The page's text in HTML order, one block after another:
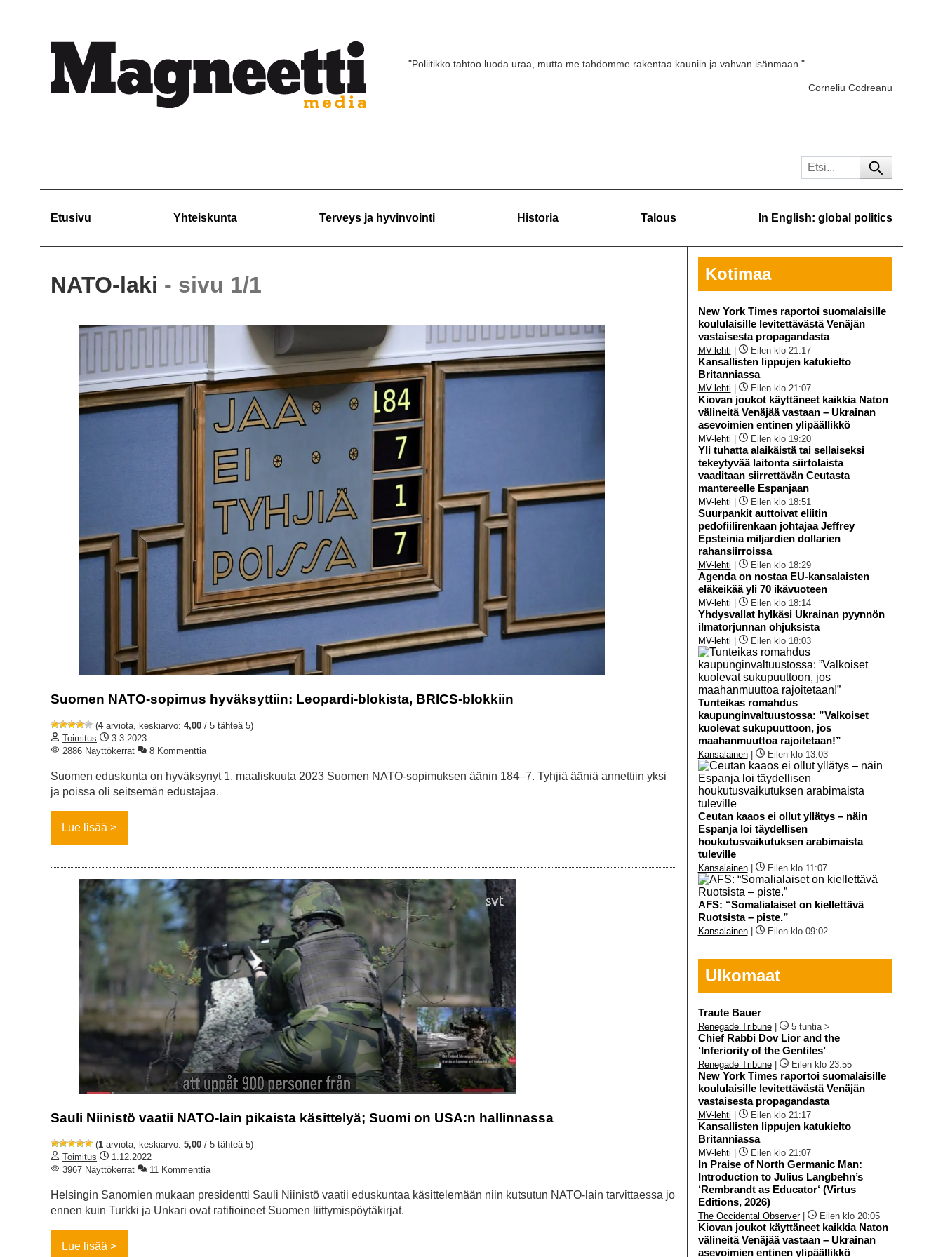
"Poliitikko tahtoo luoda uraa, mutta me tahdomme rakentaa kauniin ja vahvan isänmaan."
Corneliu Codreanu
Etusivu Yhteiskunta Terveys ja hyvinvointi Historia Talous In English: global politics
NATO-laki - sivu 1/1
Suomen NATO-sopimus hyväksyttiin: Leopardi-blokista, BRICS-blokkiin
(4arviota, keskiarvo: 4,00 / 5 tähteä 5)
Toimitus
3.3.2023
2886 Näyttökerrat
8 Kommenttia
Suomen eduskunta on hyväksynyt 1. maaliskuuta 2023 Suomen NATO-sopimuksen äänin 184–7. Tyhjiä ääniä annettiin yksi
ja poissa oli seitsemän edustajaa.
Lue lisää
Sauli Niinistö vaatii NATO-lain pikaista käsittelyä; Suomi on USA:n hallinnassa
(1 arviota, keskiarvo: 5,00 / 5 tähteä 5)
Toimitus
1.12.2022
3967 Näyttökerrat
11 Kommenttia
Helsingin Sanomien mukaan presidentti Sauli Niinistö vaatii eduskuntaa käsittelemään niin kutsutun NATO-lain tarvittaessa jo
ennen kuin Turkki ja Unkari ovat ratifioineet Suomen liittymispöytäkirjat.
Lue lisää
Kotimaa
New York Times raportoi suomalaisille
koululaisille levitettävästä Venäjän
vastaisesta propagandasta
MV-lehti Eilen klo 21:17
Kansallisten lippujen katukielto
Britanniassa
MV-lehti Eilen klo 21:07
Kiovan joukot käyttäneet kaikkia Naton
välineitä Venäjää vastaan – Ukrainan
asevoimien entinen ylipäällikkö
MV-lehti Eilen klo 19:20
Yli tuhatta alaikäistä tai sellaiseksi
tekeytyvää laitonta siirtolaista
vaaditaan siirrettävän Ceutasta
mantereelle Espanjaan
MV-lehti Eilen klo 18:51
Suurpankit auttoivat eliitin
pedofiilirenkaan johtajaa Jeffrey
Epsteinia miljardien dollarien
rahansiirroissa
MV-lehti Eilen klo 18:29
Agenda on nostaa EU-kansalaisten
eläkeikää yli 70 ikävuoteen
MV-lehti Eilen klo 18:14
Yhdysvallat hylkäsi Ukrainan pyynnön
ilmatorjunnan ohjuksista
MV-lehti Eilen klo 18:03
Tunteikas romahdus
kaupunginvaltuustossa: ”Valkoiset
kuolevat sukupuuttoon, jos
maahanmuuttoa rajoitetaan!”
Kansalainen| Eilen klo 13:03
Ceutan kaaos ei ollut yllätys – näin
Espanja loi täydellisen
houkutusvaikutuksen arabimaista
tuleville
Kansalainen| Eilen klo 11:07
AFS: “Somalialaiset on kiellettävä
Ruotsista – piste.”
Kansalainen| Eilen klo 09:02
Ulkomaat
Traute Bauer
Renegade Tribune| 5 tuntia >
Chief Rabbi Dov Lior and the
‘Inferiority of the Gentiles’
Renegade Tribune| Eilen klo 23:55
New York Times raportoi suomalaisille
koululaisille levitettävästä Venäjän
vastaisesta propagandasta
MV-lehti Eilen klo 21:17
Kansallisten lippujen katukielto
Britanniassa
MV-lehti Eilen klo 21:07
In Praise of North Germanic Man:
Introduction to Julius Langbehn’s
‘Rembrandt as Educator‘ (Virtus
Editions, 2026)
The Occidental Observer| Eilen klo 20:05
Kiovan joukot käyttäneet kaikkia Naton
välineitä Venäjää vastaan – Ukrainan
asevoimien entinen ylipäällikkö